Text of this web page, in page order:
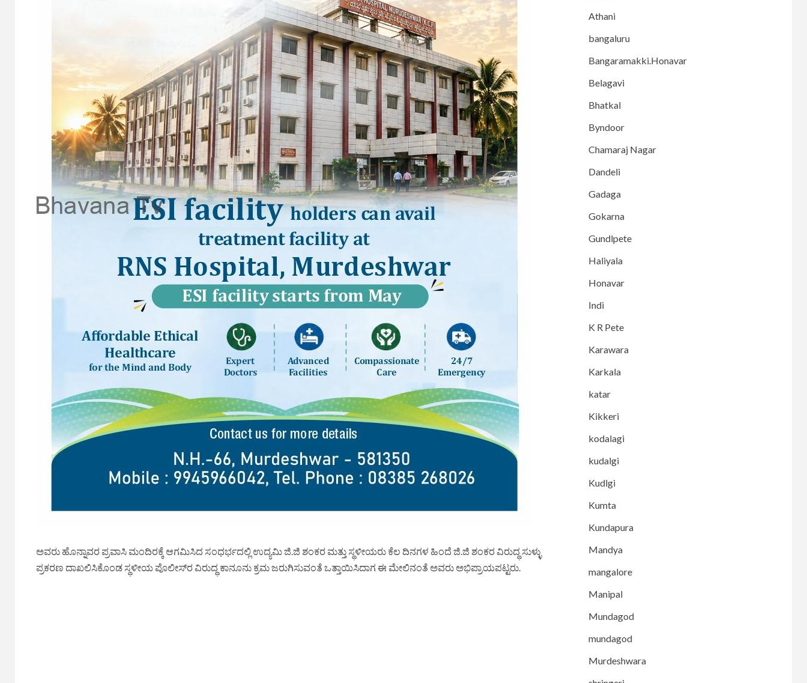
ಅವರು ಹೊನ್ನಾವರ ಪ್ರವಾಸಿ ಮಂದಿರಕ್ಕೆ ಆಗಮಿಸಿದ ಸಂಧರ್ಭದಲ್ಲಿ ಉದ್ಯಮಿ ಜಿ.ಜಿ ಶಂಕರ ಮತ್ತು ಸ್ಥಳೀಯರು ಕೆಲ ದಿನಗಳ ಹಿಂದೆ ಜಿ.ಜಿ ಶಂಕರ ವಿರುದ್ಧ ಸುಳ್ಳು
ಪ್ರಕರಣ ದಾಖಲಿಸಿಕೊಂಡ ಸ್ಥಳೀಯ ಪೊಲೀಸ್‌ರ ವಿರುದ್ಧ ಕಾನೂನು ಕ್ರಮ ಜರುಗಿಸುವಂತೆ ಒತ್ತಾಯಿಸಿದಾಗ ಈ ಮೇಲಿನಂತೆ ಅವರು ಅಭಿಪ್ರಾಯಪಟ್ಟರು.
Athani
bangaluru
Bangaramakki.Honavar
Belagavi
Bhatkal
Byndoor
Chamaraj Nagar
Dandeli
Gadaga
Gokarna
Gundlpete
Haliyala
Honavar
Indi
K R Pete
Karawara
Karkala
katar
Kikkeri
kodalagi
kudalgi
Kudlgi
Kumta
Kundapura
Mandya
mangalore
Manipal
Mundagod
mundagod
Murdeshwara